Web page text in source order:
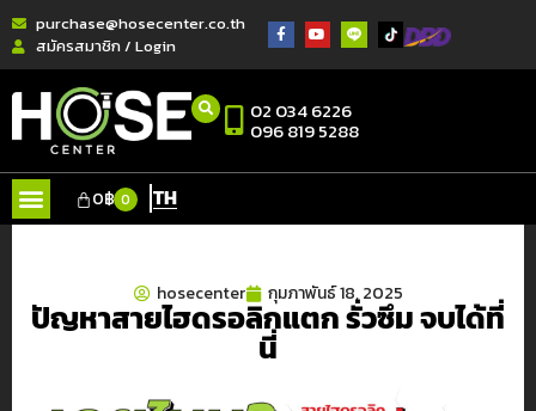
purchase@hosecenter.co.th
สมัครสมาชิก / Login
02 034 6226
096 819 5288
0฿ 0 TH
hosecenter กุมภาพันธ์ 18, 2025
ปัญหาสายไฮดรอลิกแตก รั่วซึม จบได้ที่
นี่